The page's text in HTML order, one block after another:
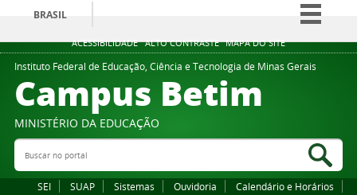
ACESSIBILIDADE ALTO CONTRASTE MAPA DO SITE
BRASIL
Simplifique!
Comunica BR
Participe
Legislação
Instituto Federal de Educação, Ciência e Tecnologia de Minas Gerais
Campus Betim
MINISTÉRIO DA EDUCAÇÃO
Buscar no portal
SEI SUAP Sistemas Ouvidoria
Calendário e Horários